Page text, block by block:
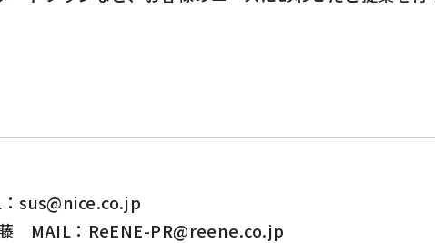
sus@nice.co.jp
MAIL：ReENE-PR@reene.co.jp